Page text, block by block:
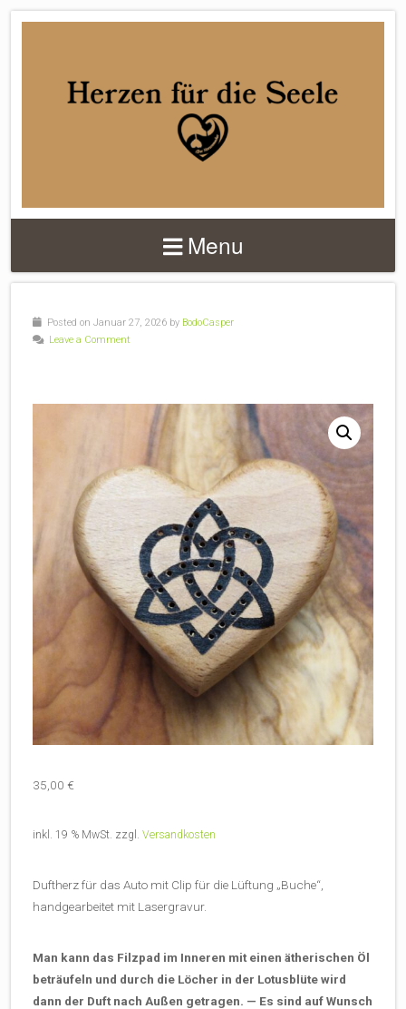
HERZENMACHER
Menu
Posted on Januar 27, 2026 by BodoCasper
Leave a Comment
35,00 €
inkl. 19 % MwSt. zzgl. Versandkosten
Duftherz für das Auto mit Clip für die Lüftung „Buche“,
handgearbeitet mit Lasergravur.
Man kann das Filzpad im Inneren mit einen ätherischen Öl
beträufeln und durch die Löcher in der Lotusblüte wird
dann der Duft nach Außen getragen. — Es sind auf Wunsch